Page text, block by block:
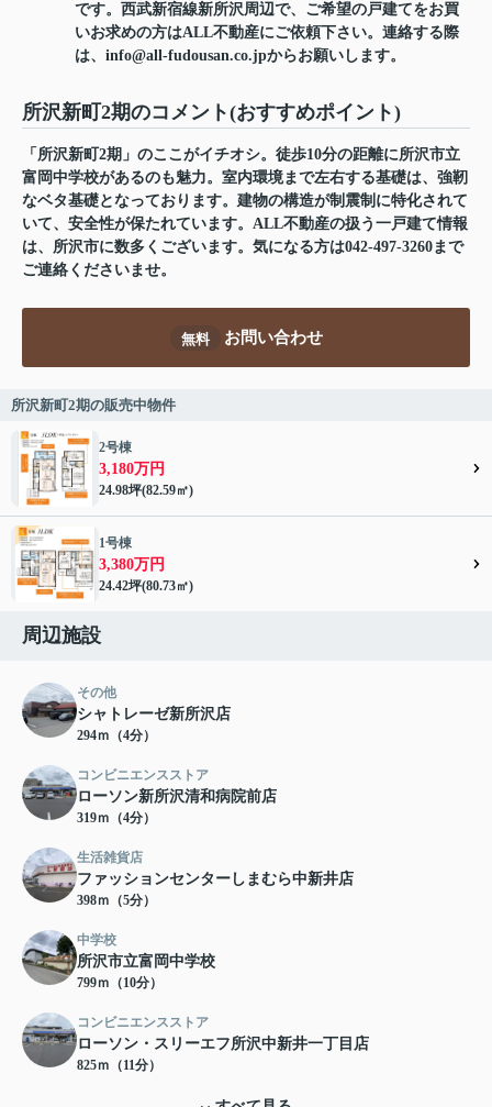
です。西武新宿線新所沢周辺で、ご希望の戸建てをお買
いお求めの方はALL不動産にご依頼下さい。連絡する際
は、info@all-fudousan.co.jpからお願いします。
所沢新町2期のコメント(おすすめポイント)
「所沢新町2期」のここがイチオシ。徒歩10分の距離に所沢市立
富岡中学校があるのも魅力。室内環境まで左右する基礎は、強靭
なベタ基礎となっております。建物の構造が制震制に特化されて
いて、安全性が保たれています。ALL不動産の扱う一戸建て情報
は、所沢市に数多くございます。気になる方は042-497-3260まで
ご連絡くださいませ。
無料 お問い合わせ
所沢新町2期の販売中物件
2号棟
3,180万円
24.98坪(82.59㎡)
1号棟
3,380万円
24.42坪(80.73㎡)
周辺施設
その他
シャトレーゼ新所沢店
294ｍ（4分）
コンビニエンスストア
ローソン新所沢清和病院前店
319ｍ（4分）
生活雑貨店
ファッションセンターしまむら中新井店
398ｍ（5分）
中学校
所沢市立富岡中学校
799ｍ（10分）
コンビニエンスストア
ローソン・スリーエフ所沢中新井一丁目店
825ｍ（11分）